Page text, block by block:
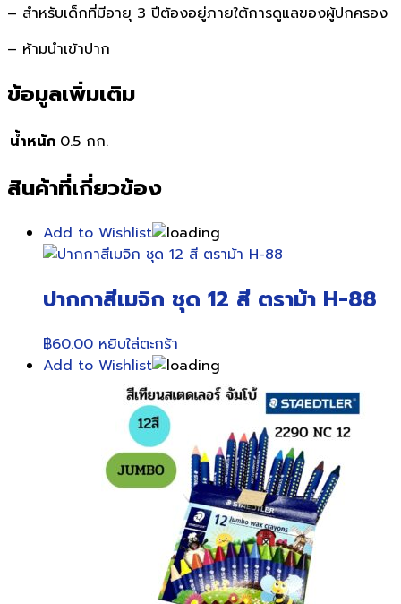
– สำหรับเด็กที่มีอายุ 3 ปีต้องอยู่ภายใต้การดูแลของผู้ปกครอง
– ห้ามนำเข้าปาก
ข้อมูลเพิ่มเติม
น้ำหนัก 0.5 กก.
สินค้าที่เกี่ยวข้อง
Add to Wishlist
ปากกาสีเมจิก ชุด 12 สี ตราม้า H-88
฿60.00 หยิบใส่ตะกร้า
Add to Wishlist